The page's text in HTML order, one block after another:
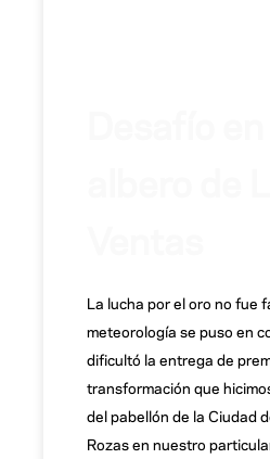
La lucha por el oro no fue
meteorología se puso en
dificultó la entrega de
transformación que
del pabellón de la Ciudad
Rozas en nuestro